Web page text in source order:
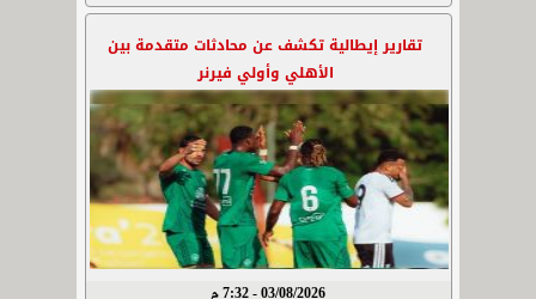
تقارير إيطالية تكشف عن محادثات متقدمة بين
الأهلي وأولي فيرنر